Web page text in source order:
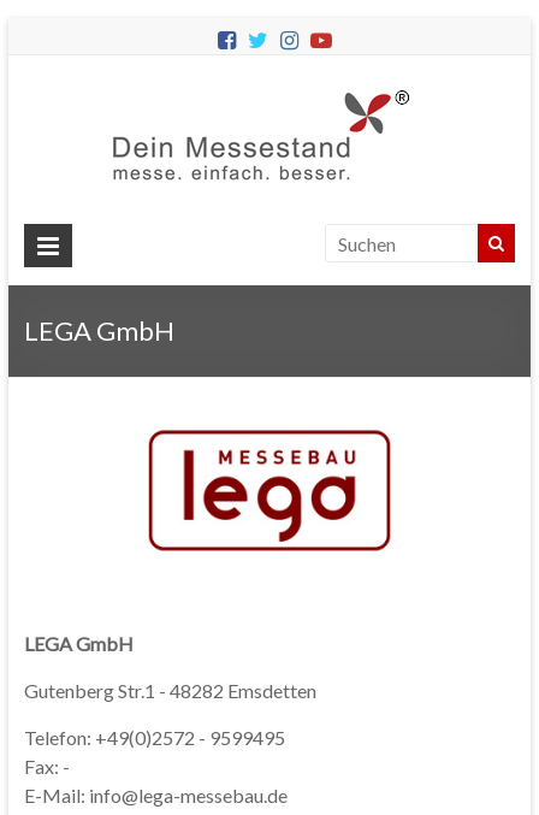
Messestände
für
LEGA GmbH
LEGA GmbH
Gutenberg Str.1 - 48282 Emsdetten
Telefon: +49(0)2572 - 9599495
Fax: -
E-Mail: info@lega-messebau.de